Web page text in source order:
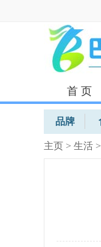
首 页
体育
品牌
主页 > 生活 >